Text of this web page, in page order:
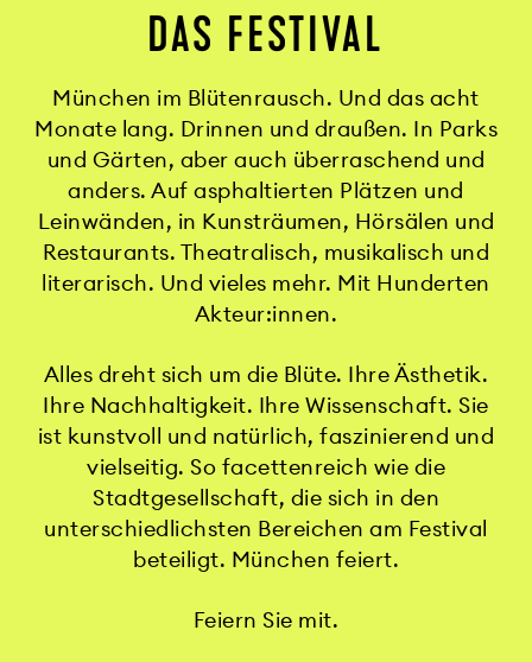
DAS FESTIVAL
München im Blütenrausch. Und das acht
Monate lang. Drinnen und draußen. In Parks
und Gärten, aber auch überraschend und
anders. Auf asphaltierten Plätzen und
Leinwänden, in Kunsträumen, Hörsälen und
Restaurants. Theatralisch, musikalisch und
literarisch. Und vieles mehr. Mit Hunderten
Akteur:innen.
Alles dreht sich um die Blüte. Ihre Ästhetik.
Ihre Nachhaltigkeit. Ihre Wissenschaft. Sie
ist kunstvoll und natürlich, faszinierend und
vielseitig. So facettenreich wie die
Stadtgesellschaft, die sich in den
unterschiedlichsten Bereichen am Festival
beteiligt. München feiert.
Feiern Sie mit.